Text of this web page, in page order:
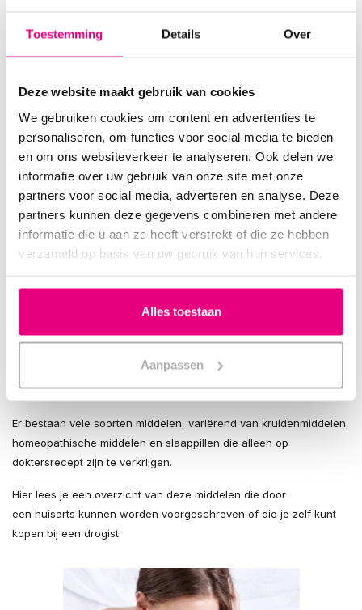
Toestemming Details Over
Deze website maakt gebruik van cookies
We gebruiken cookies om content en advertenties te
personaliseren, om functies voor social media te bieden
en om ons websiteverkeer te analyseren. Ook delen we
informatie over uw gebruik van onze site met onze
partners voor social media, adverteren en analyse. Deze
partners kunnen deze gegevens combineren met andere
informatie die u aan ze heeft verstrekt of die ze hebben
verzameld op basis van uw gebruik van hun services.
Alles toestaan
Aanpassen
helpt. Terwijl slaapmiddelen alleen symptomen bestrijden, werk je
die voor gespannenheid zorgen en ons wakker houden.
Slaapmiddelen in speciale gevallen
Vanwege het grote risico op verslaving en om chronisch
slaapmiddelen gebruik terug te dringen worden middelen
tegenwoordig slechts in zeer speciale gevallen vergoed via de
basisverzekering. Deze regeling werd in 2009 ingevoerd en
betreft met name de meest voorgeschreven slaapmiddelen, de
zogenaamde benzodiazepinen.
concentratieproblemen, sufheid, geheugenstoornissen,
gewenning en afhankelijkheid.
Soorten Slaapmiddelen
Er bestaan vele soorten middelen, variërend van kruidenmiddelen,
homeopathische middelen en slaappillen die alleen op
doktersrecept zijn te verkrijgen.
Hier lees je een overzicht van deze middelen die door
een huisarts kunnen worden voorgeschreven of die je zelf kunt
kopen bij een drogist.